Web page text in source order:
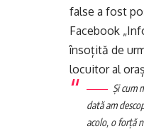
false a fost
Facebook
însoțită de
locuitor al
Și cum
dată am
acolo, o forță